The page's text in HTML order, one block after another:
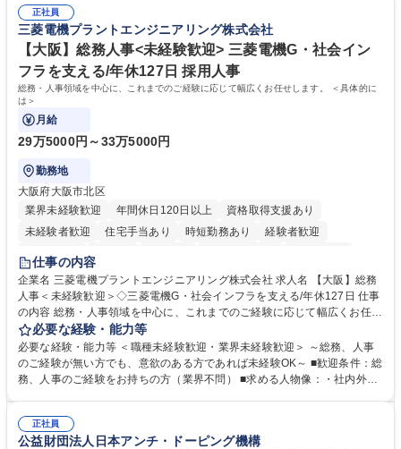
幅広い業務の体得が可能で、多様なキャリアパスを描くことも可能です。
募集職種 【総務】未経験歓迎◎/リモート可/世界で唯一の事業/福利厚生◎/
再雇用有
対処できる・新しいことに興味関心がある 【魅力】■自己啓発支援：資格
取得や通信教育など費用の80%（年間25万円まで）を補助 ■住宅手当：家
賃の50%（月額7万円まで）を補助 学歴・資格 学歴：大学院 大学 語学
力： 資格：
正社員
三菱電機プラントエンジニアリング株式会社
【大阪】総務人事<未経験歓迎> 三菱電機G・社会イン
フラを支える/年休127日 採用人事
総務・人事領域を中心に、これまでのご経験に応じて幅広くお任せします。 ＜具体的に
は＞
月給
29万5000円～33万5000円
勤務地
大阪府大阪市北区
業界未経験歓迎
年間休日120日以上
資格取得支援あり
未経験者歓迎
住宅手当あり 時短勤務あり
経験者歓迎
退職金あり
駅近5分以内
土日祝休み 服装自由 寮・社宅あり 食事補助あり
仕事の内容
企業名 三菱電機プラントエンジニアリング株式会社 求人名 【大阪】総務
人事＜未経験歓迎＞◇三菱電機G・社会インフラを支える/年休127日 仕事
の内容 総務・人事領域を中心に、これまでのご経験に応じて幅広くお任せ
します。 ＜具体的には＞ ・総務/人事労務（給与・社保・勤怠管理など）
・採用・教育研修 ・福利厚生運用 など ※基本的には事務所勤務ですが、
採用や教育等の業務内容により、関西圏以外への日帰り・宿泊を伴う国内
出張もございます。 ※担当業務を持ちつつ、お互いに助け合いながら、総
必要な経験・能力等
必要な経験・能力等 ＜職種未経験歓迎・業界未経験歓迎＞ ～総務、人事
のご経験が無い方でも、意欲のある方であれば未経験OK～ ■歓迎条件：総
務、人事のご経験をお持ちの方（業界不問） ■求める人物像：・社内外の
正社員
公益財団法人日本アンチ・ドーピング機構